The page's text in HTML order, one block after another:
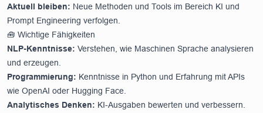
Aktuell bleiben: Neue Methoden und Tools im Bereich KI und
Prompt Engineering verfolgen.
🧰 Wichtige Fähigkeiten
NLP-Kenntnisse: Verstehen, wie Maschinen Sprache analysieren
und erzeugen.
Programmierung: Kenntnisse in Python und Erfahrung mit APIs
wie OpenAI oder Hugging Face.
Analytisches Denken: KI-Ausgaben bewerten und verbessern.